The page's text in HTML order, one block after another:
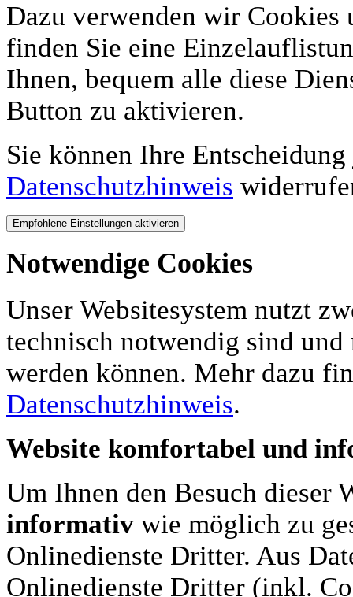
Dazu verwenden wir
finden Sie eine
Ihnen, bequem alle diese
Button zu aktivieren.
Sie können Ihre
Datenschutzhinweis
Notwendige Cookies
Unser Websitesystem nutzt
technisch notwendig sind
werden können. Mehr dazu
Datenschutzhinweis.
Website komfortabel und
Um Ihnen den Besuch dieser
informativ wie möglich zu
Onlinedienste Dritter. Aus
Onlinedienste Dritter (inkl.